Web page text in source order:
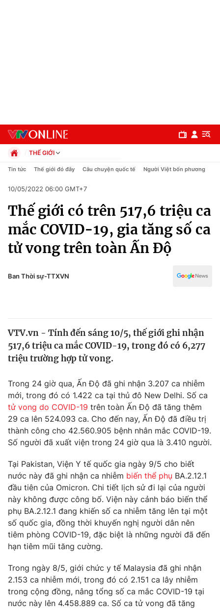
Chuyên mục
Chính trị
Xã hội
Pháp luật
Thế giới
Tin tức
Câu chuyện quốc tế
Kinh tế
Tài chính
Thị trường
Góc doanh nghiệp
Dữ liệu và đời sống
Truyền hình
Phim VTV
Hậu trường
Nhân vật
Khán giả
Giải sao mai
Giải trí
Điện ảnh
Âm nhạc
Sao
Đời sống
Du lịch
Làm đẹp
Chất lượng cuộc sống
Giáo dục
Tuyển sinh
Học trực tuyến
Công nghệ
Sản phẩm
Thị trường
Giao lưu trực tuyến
Lịch phát sóng
THẾ GIỚI
Chính trị
Pháp luật
Kinh tế
Thể thao
Truyền hình
Văn hóa - Giải trí
Công nghệ
Tin tức Thế giới đó đây Câu chuyện quốc tế Người Việt bốn phương
10/05/2022 06:00 GMT+7
Thế giới có trên 517,6 triệu ca
mắc COVID-19, gia tăng số ca
tử vong trên toàn Ấn Độ
Ban Thời sự-TTXVN
VTV.vn - Tính đến sáng 10/5, thế giới ghi nhận
517,6 triệu ca mắc COVID-19, trong đó có 6,277
triệu trường hợp tử vong.
Trong 24 giờ qua, Ấn Độ đã ghi nhận 3.207 ca nhiễm
mới, trong đó có 1.422 ca tại thủ đô New Delhi. Số ca
tử vong do COVID-19 trên toàn Ấn Độ đã tăng thêm
29 ca lên 524.093 ca. Cho đến nay, Ấn Độ đã điều trị
thành công cho 42.560.905 bệnh nhân mắc COVID-19.
Số người đã xuất viện trong 24 giờ qua là 3.410 người.
Tại Pakistan, Viện Y tế quốc gia ngày 9/5 cho biết
nước này đã ghi nhận ca nhiễm biến thể phụ BA.2.12.1
đầu tiên của Omicron. Chi tiết lịch sử đi lại của người
này không được công bố. Viện này cảnh báo biến thể
phụ BA.2.12.1 đang khiến số ca nhiễm tăng lên tại một
số quốc gia, đồng thời khuyến nghị người dân nên
tiêm phòng COVID-19, đặc biệt là những người đã đến
hạn tiêm mũi tăng cường.
Trong ngày 8/5, giới chức y tế Malaysia đã ghi nhận
2.153 ca nhiễm mới, trong đó có 2.151 ca lây nhiễm
trong cộng đồng, nâng tổng số ca mắc COVID-19 tại
nước này lên 4.458.889 ca. Số ca tử vong đã tăng